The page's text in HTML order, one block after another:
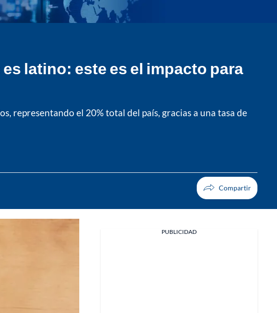
latino: este es el impacto para
representando el 20% total del país, gracias a una tasa de
PUBLICIDAD